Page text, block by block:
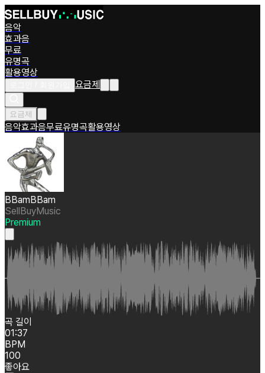
음악
효과음
무료
유명곡
활용영상
요금제
요금제
음악효과음무료유명곡활용영상
BBamBBam
SellBuyMusic
Premium
곡 길이
01:37
BPM
100
좋아요